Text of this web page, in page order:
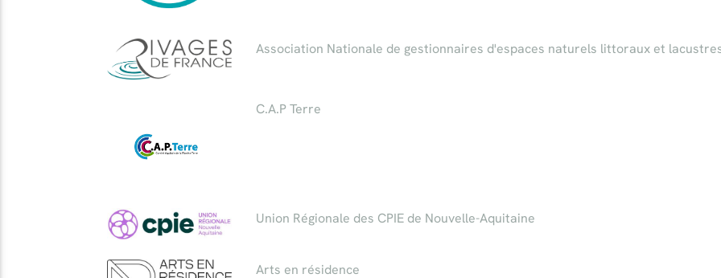
Association Nationale de gestionnaires d'espaces naturels littoraux et
C.A.P Terre
Union Régionale des CPIE de Nouvelle-Aquitaine
Arts en résidence